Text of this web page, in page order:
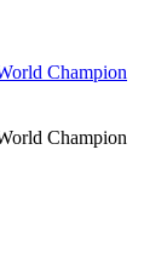
Champion
Champion